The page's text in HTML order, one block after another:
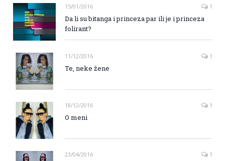
15/01/2016 1
Da li su bitanga i princeza par ili je i princeza
folirant?
11/12/2016 1
Te, neke žene
18/12/2016 1
O meni
23/04/2016 1